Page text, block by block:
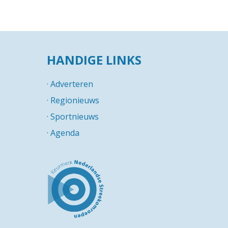
HANDIGE LINKS
· Adverteren
· Regionieuws
· Sportnieuws
· Agenda